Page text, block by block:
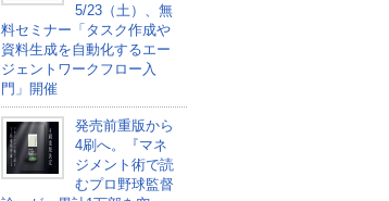
5/23（土）、無
料セミナー「タスク作成や
資料生成を自動化するエー
ジェントワークフロー入
門」開催
発売前重版から
4刷へ。『マネ
ジメント術で読
むプロ野球監督